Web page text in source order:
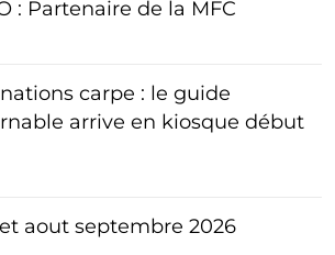
: Partenaire de la MFC
carpe : le guide
arrive en kiosque début
aout septembre 2026